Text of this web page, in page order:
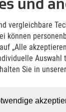
und
vergleichbare
können
„Alle
Sie in
(German)
Italiano
(Italian)